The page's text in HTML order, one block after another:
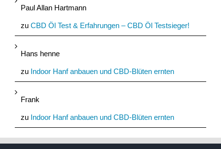
Paul Allan Hartmann
zu CBD Öl Test & Erfahrungen – CBD Öl Testsieger!
Hans henne
zu Indoor Hanf anbauen und CBD-Blüten ernten
Frank
zu Indoor Hanf anbauen und CBD-Blüten ernten